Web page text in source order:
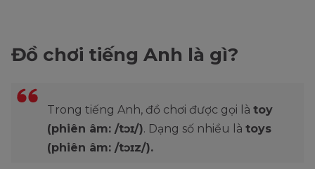
Đồ chơi tiếng Anh là gì?
Trong tiếng Anh, đồ chơi được gọi là toy
(phiên âm: /tɔɪ/). Dạng số nhiều là toys
(phiên âm: /tɔɪz/).